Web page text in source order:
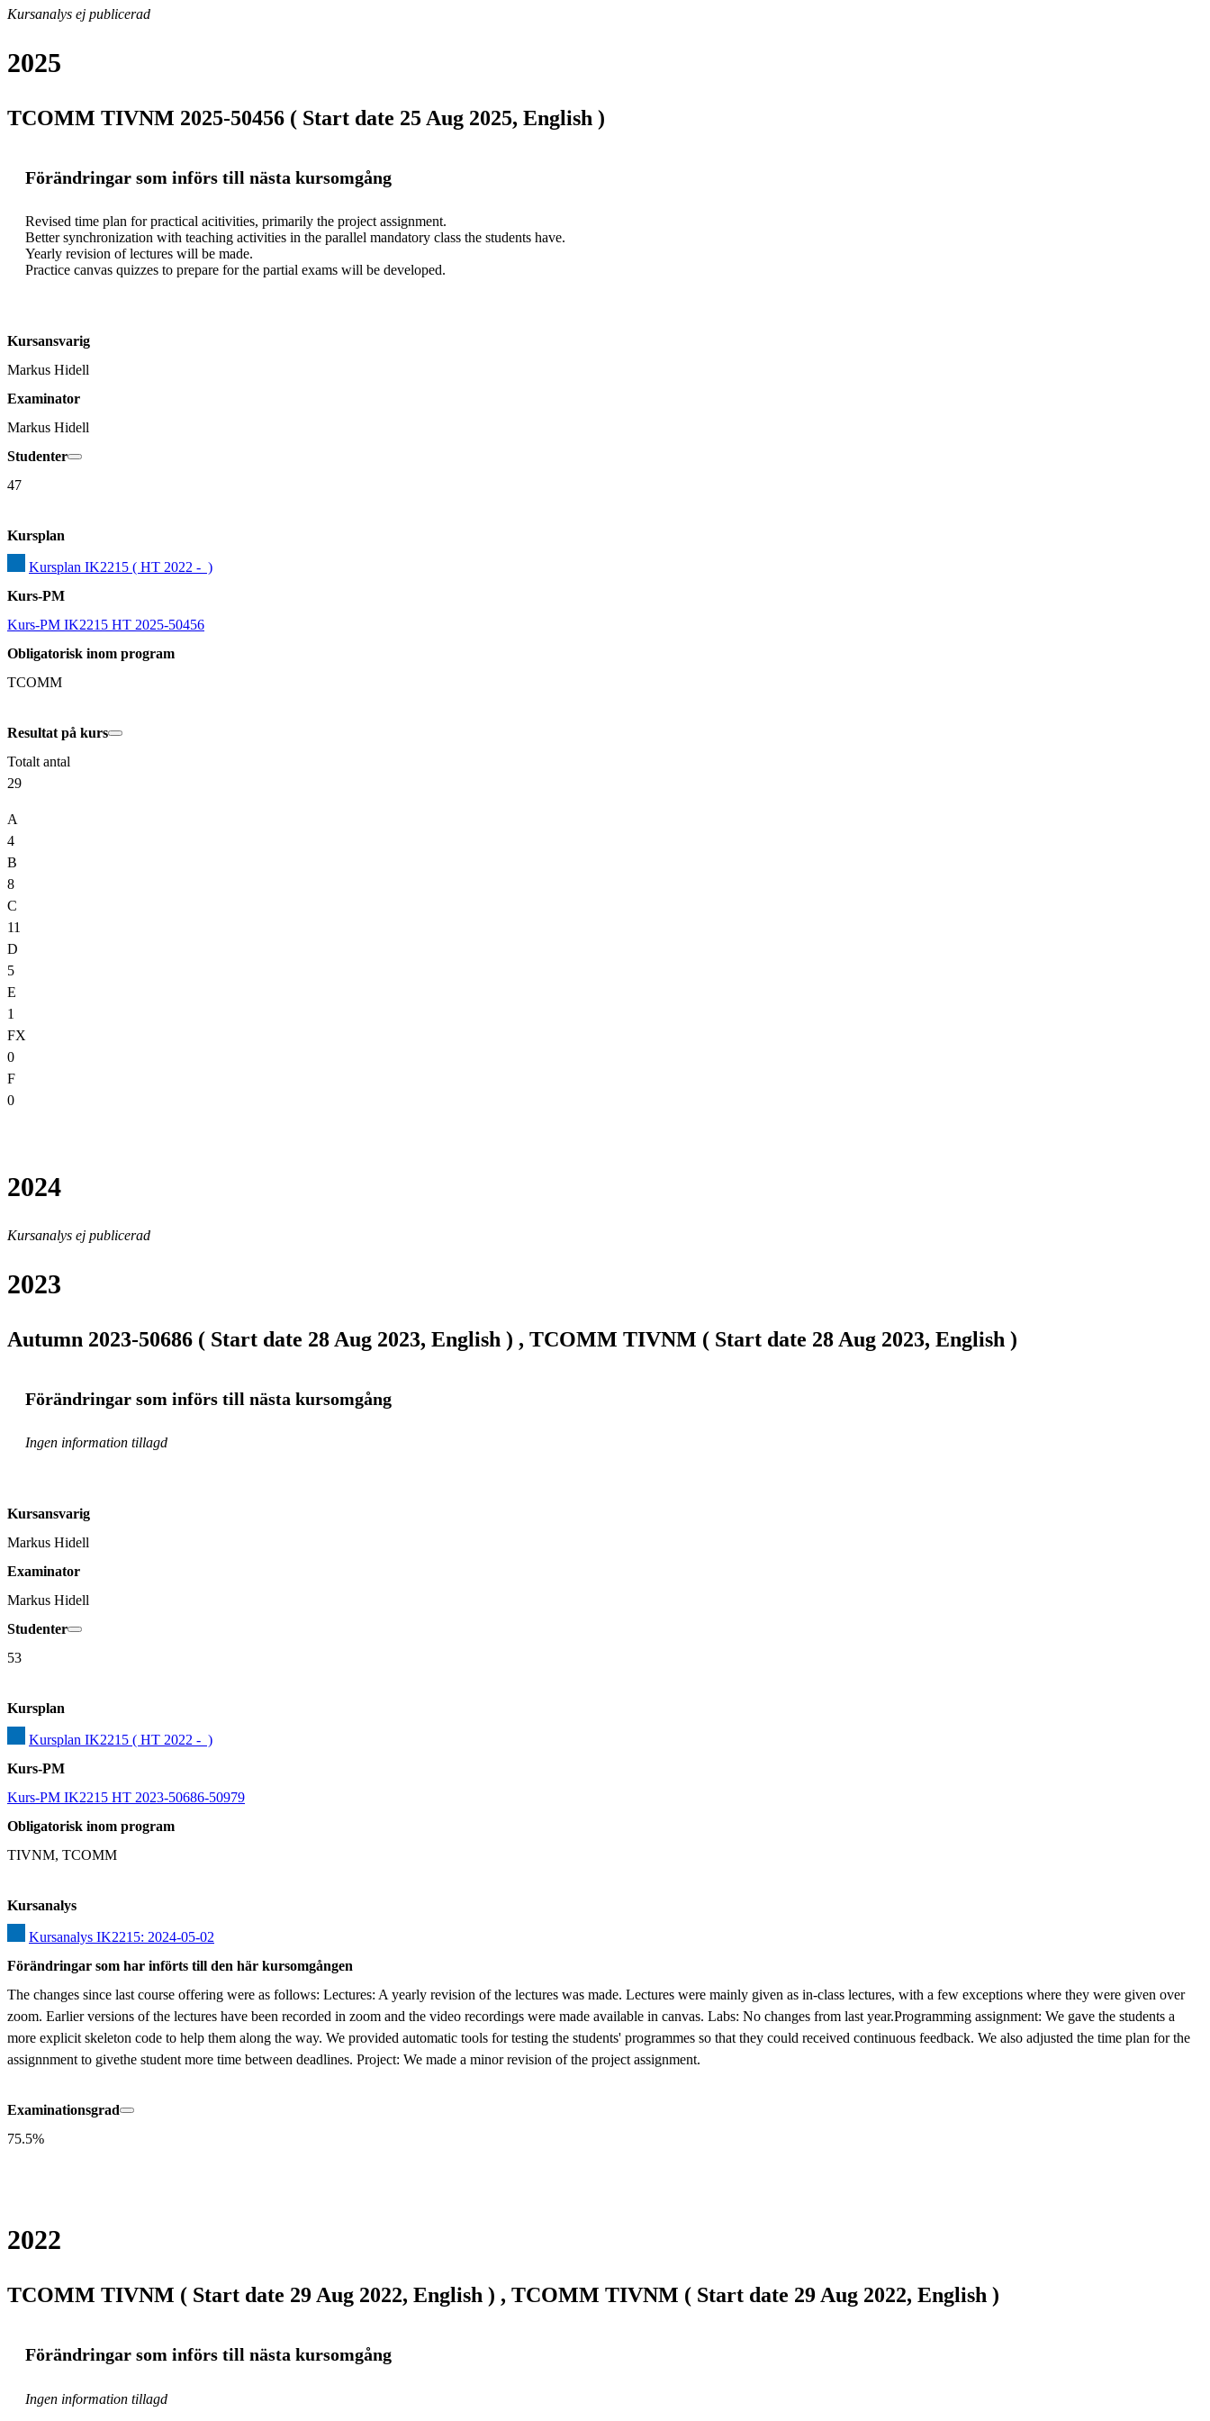
Kursanalys ej publicerad
2025
TCOMM TIVNM 2025-50456 ( Start date 25 Aug 2025, English )
Förändringar som införs till nästa kursomgång
Revised time plan for practical acitivities, primarily the project assignment.
Better synchronization with teaching activities in the parallel mandatory class the students have.
Yearly revision of lectures will be made.
Practice canvas quizzes to prepare for the partial exams will be developed.
Kursansvarig
Markus Hidell
Examinator
Markus Hidell
Studenter
47
Kursplan
Kursplan IK2215 ( HT 2022 -  )
Kurs-PM
Kurs-PM IK2215 HT 2025-50456
Obligatorisk inom program
TCOMM
Resultat på kurs
Totalt antal
29
A
4
B
8
C
11
D
5
E
1
FX
0
F
0
2024
Kursanalys ej publicerad
2023
Autumn 2023-50686 ( Start date 28 Aug 2023, English ) , TCOMM TIVNM ( Start date 28 Aug 2023, English )
Förändringar som införs till nästa kursomgång
Ingen information tillagd
Kursansvarig
Markus Hidell
Examinator
Markus Hidell
Studenter
53
Kursplan
Kursplan IK2215 ( HT 2022 -  )
Kurs-PM
Kurs-PM IK2215 HT 2023-50686-50979
Obligatorisk inom program
TIVNM, TCOMM
Kursanalys
Kursanalys IK2215: 2024-05-02
Förändringar som har införts till den här kursomgången
The changes since last course offering were as follows: Lectures: A yearly revision of the lectures was made. Lectures were mainly given as in-class lectures, with a few exceptions where they were given over
zoom. Earlier versions of the lectures have been recorded in zoom and the video recordings were made available in canvas. Labs: No changes from last year.Programming assignment: We gave the students a
more explicit skeleton code to help them along the way. We provided automatic tools for testing the students' programmes so that they could received continuous feedback. We also adjusted the time plan for the
assignnment to givethe student more time between deadlines. Project: We made a minor revision of the project assignment.
Examinationsgrad
75.5%
2022
TCOMM TIVNM ( Start date 29 Aug 2022, English ) , TCOMM TIVNM ( Start date 29 Aug 2022, English )
Förändringar som införs till nästa kursomgång
Ingen information tillagd